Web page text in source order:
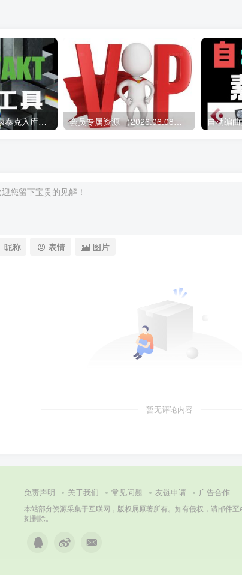
Kontakt入库工具 康泰克入库教程 会员专属资源 （2026.06.08更新）
昵称 表情 图片
暂无评论内容
免责声明 关于我们 常见问题 友链申请 广告合作
本站部分资源采集于互联网，版权属原著所有。如有侵权，请邮件
刻删除。